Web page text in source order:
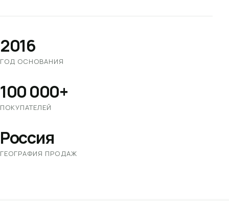
2016
ГОД ОСНОВАНИЯ
100 000+
ПОКУПАТЕЛЕЙ
Россия
ГЕОГРАФИЯ ПРОДАЖ